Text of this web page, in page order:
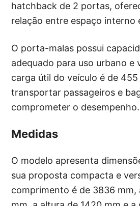
hatchback de 2 portas,
relação entre espaço interno
O porta-malas possui
adequado para uso urbano e
carga útil do veículo é de
transportar passageiros e
comprometer o desempenho.
Medidas
O modelo apresenta
sua proposta compacta e
comprimento é de 3836 mm,